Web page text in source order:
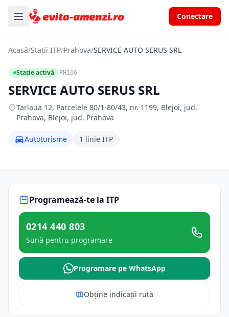
Conectare
Acasă/Stații ITP/Prahova/SERVICE AUTO SERUS SRL
Stație activă PH106
SERVICE AUTO SERUS SRL
Tarlaua 12, Parcelele 80/1-80/43, nr. 1199, Blejoi, jud.
Prahova, Blejoi, jud. Prahova
Autoturisme 1 linie ITP
Programează-te la ITP
0214 440 803
Sună pentru programare
Programare pe WhatsApp
Obține indicații rută